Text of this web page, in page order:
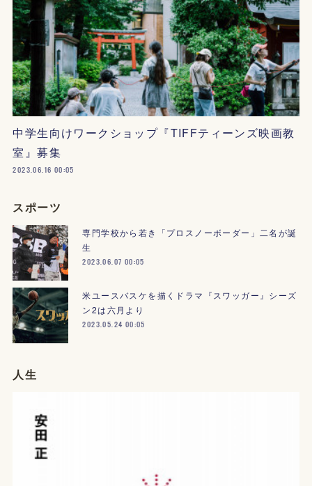
中学生向けワークショップ『TIFFティーンズ映画教
室』募集
2023.06.16 00:05
スポーツ
専門学校から若き「プロスノーボーダー」二名が誕
生
2023.06.07 00:05
米ユースバスケを描くドラマ『スワッガー』シーズ
ン2は六月より
2023.05.24 00:05
人生